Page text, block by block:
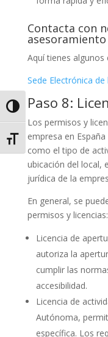
Alternar alto contraste
Alternar tamaño de
Contacta con
Aquí tienes algunos
Sede Electrónica de
Paso 8:
Los permisos y
empresa en
como el tipo de
ubicación del local,
jurídica de la
En general, se
permisos y licencias:
Licencia de
autoriza la
cumplir las
accesibilidad.
Licencia de
Autónoma,
específica. Los